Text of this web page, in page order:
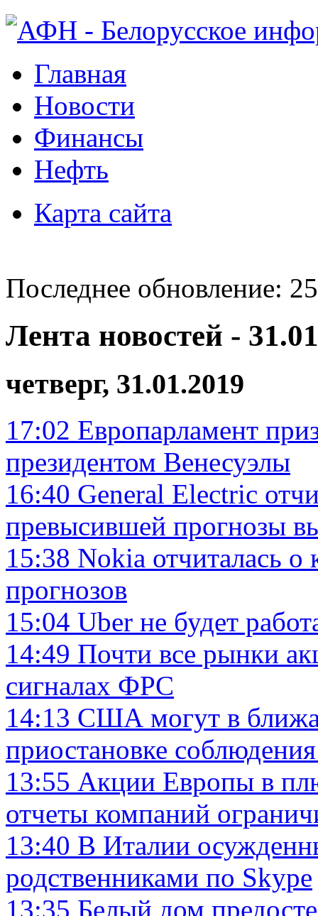
Главная
Новости
Финансы
Нефть
Карта сайта
Последнее обновление:
Лента новостей -
четверг, 31.01.2019
17:02 Европарламент
президентом Венесуэлы
16:40 General Electric
превысившей прогнозы
15:38 Nokia отчиталась
прогнозов
15:04 Uber не будет
14:49 Почти все рынки
сигналах ФРС
14:13 США могут в
приостановке
13:55 Акции Европы в
отчеты компаний
13:40 В Италии
родственниками по Skype
13:35 Белый дом